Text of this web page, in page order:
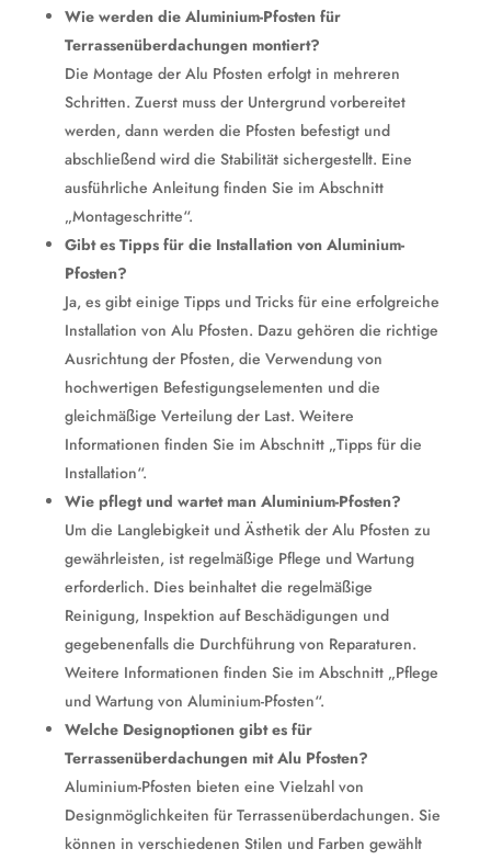
Wie werden die Aluminium-Pfosten für
Terrassenüberdachungen montiert?
Die Montage der Alu Pfosten erfolgt in mehreren
Schritten. Zuerst muss der Untergrund vorbereitet
werden, dann werden die Pfosten befestigt und
abschließend wird die Stabilität sichergestellt. Eine
ausführliche Anleitung finden Sie im Abschnitt
„Montageschritte“.
Gibt es Tipps für die Installation von Aluminium-
Pfosten?
Ja, es gibt einige Tipps und Tricks für eine erfolgreiche
Installation von Alu Pfosten. Dazu gehören die richtige
Ausrichtung der Pfosten, die Verwendung von
hochwertigen Befestigungselementen und die
gleichmäßige Verteilung der Last. Weitere
Informationen finden Sie im Abschnitt „Tipps für die
Installation“.
Wie pflegt und wartet man Aluminium-Pfosten?
Um die Langlebigkeit und Ästhetik der Alu Pfosten zu
gewährleisten, ist regelmäßige Pflege und Wartung
erforderlich. Dies beinhaltet die regelmäßige
Reinigung, Inspektion auf Beschädigungen und
gegebenenfalls die Durchführung von Reparaturen.
Weitere Informationen finden Sie im Abschnitt „Pflege
und Wartung von Aluminium-Pfosten“.
Welche Designoptionen gibt es für
Terrassenüberdachungen mit Alu Pfosten?
Aluminium-Pfosten bieten eine Vielzahl von
Designmöglichkeiten für Terrassenüberdachungen. Sie
können in verschiedenen Stilen und Farben gewählt